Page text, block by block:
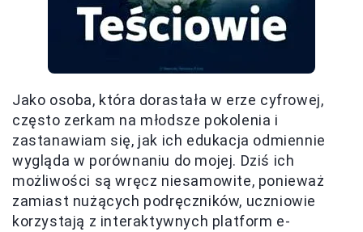
Jako osoba, która dorastała w erze cyfrowej,
często zerkam na młodsze pokolenia i
zastanawiam się, jak ich edukacja odmiennie
wygląda w porównaniu do mojej. Dziś ich
możliwości są wręcz niesamowite, ponieważ
zamiast nużących podręczników, uczniowie
korzystają z interaktywnych platform e-